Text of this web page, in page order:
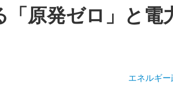
原発ゼロ」と電
エネルギ